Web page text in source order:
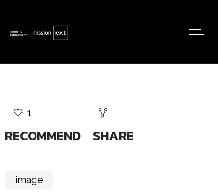
1
RECOMMEND SHARE
image